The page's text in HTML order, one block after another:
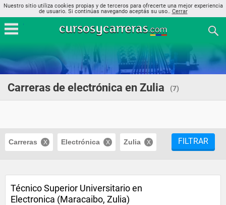
Nuestro sitio utiliza cookies propias y de terceros para ofrecerte una mejor experiencia
de usuario. Si continúas navegando aceptás su uso.. Cerrar
Carreras de electrónica en Zulia (7)
Carreras Electrónica Zulia FILTRAR
Técnico Superior Universitario en
Electronica (Maracaibo, Zulia)